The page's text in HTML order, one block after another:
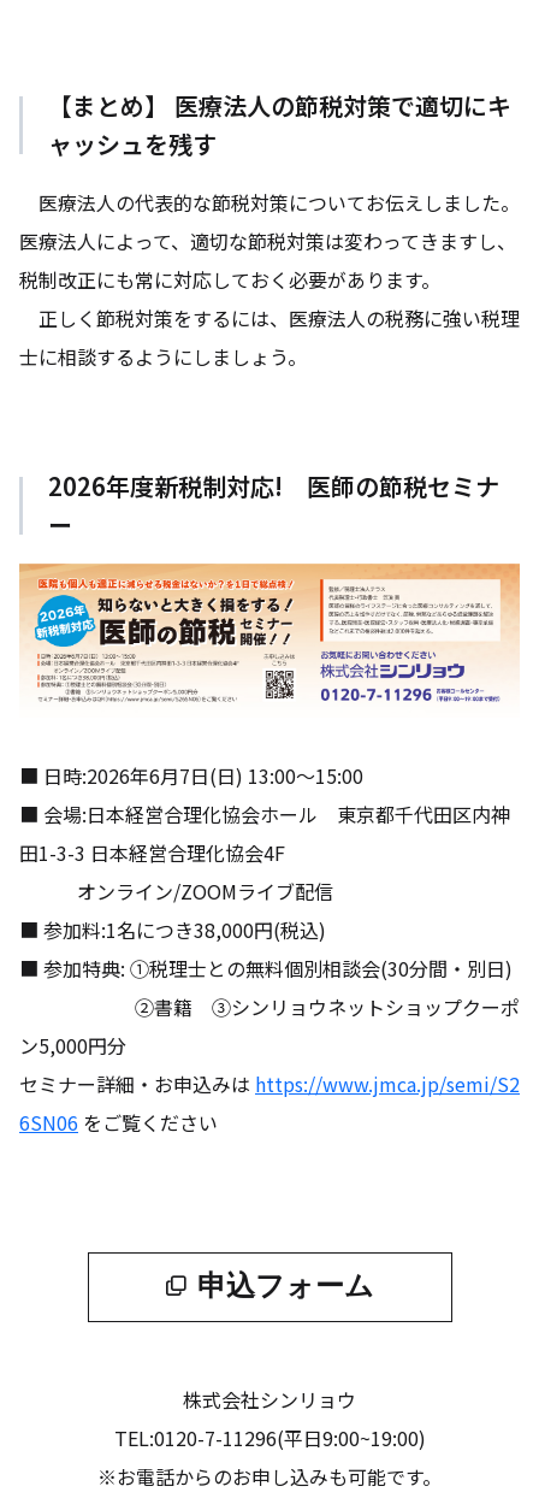
【まとめ】 医療法人の節税対策で適切にキ
ャッシュを残す
医療法人の代表的な節税対策についてお伝えしました。
医療法人によって、適切な節税対策は変わってきますし、
税制改正にも常に対応しておく必要があります。
正しく節税対策をするには、医療法人の税務に強い税理
士に相談するようにしましょう。
2026年度新税制対応! 医師の節税セミナ
ー
■ 日時:2026年6月7日(日) 13:00～15:00
■ 会場:日本経営合理化協会ホール 東京都千代田区内神
田1-3-3 日本経営合理化協会4F
オンライン/ZOOMライブ配信
■ 参加料:1名につき38,000円(税込)
■ 参加特典: ①税理士との無料個別相談会(30分間・別日)
②書籍 ③シンリョウネットショップクーポ
ン5,000円分
セミナー詳細・お申込みは https://www.jmca.jp/semi/S2
6SN06 をご覧ください
申込フォーム
株式会社シンリョウ
TEL:0120-7-11296(平日9:00~19:00)
※お電話からのお申し込みも可能です。